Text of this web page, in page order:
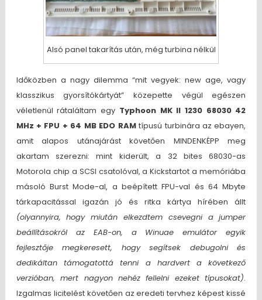
Alsó panel takarítás után, még turbina nélkül
Időközben a nagy dilemma “mit vegyek: new age, vagy
klasszikus gyorsítókártyát” közepette végül egészen
véletlenül rátaláltam egy Typhoon MK II 1230 68030 42
MHz + FPU + 64 MB EDO RAMtípusú turbinára az ebayen,
amit alapos utánajárást követően MINDENKÉPP meg
akartam szerezni: mint kiderült, a 32 bites 68030-as
Motorola chip a SCSI csatolóval, a Kickstartot a memóriába
másoló Burst Mode-al, a beépített FPU-val és 64 Mbyte
tárkapacitással igazán jó és ritka kártya hírében állt
(olyannyira, hogy miután elkezdtem csevegni a jumper
beállításokról az EAB-on, a Winuae emulátor egyik
fejlesztője megkeresett, hogy segítsek debugolni és
dedikáltan támogatottá tenni a hardvert a következő
verzióban, mert nagyon nehéz fellelni ezeket típusokat).
Izgalmas licitelést követően az eredeti tervhez képest kissé